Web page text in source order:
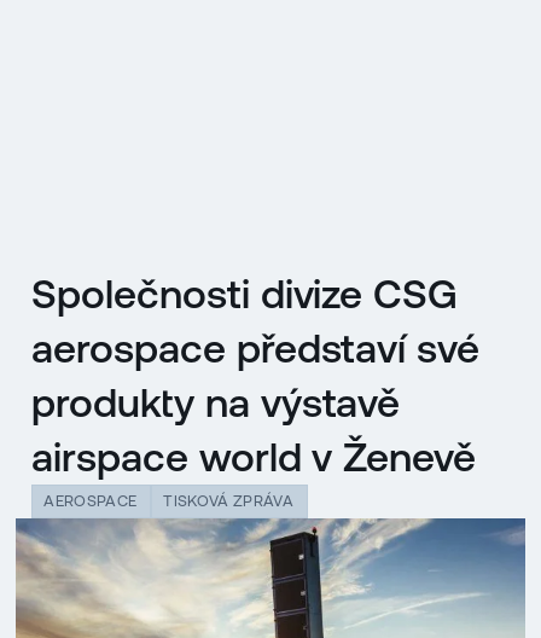
Společnosti divize CSG
aerospace představí své
produkty na výstavě
airspace world v Ženevě
AEROSPACE TISKOVÁ ZPRÁVA